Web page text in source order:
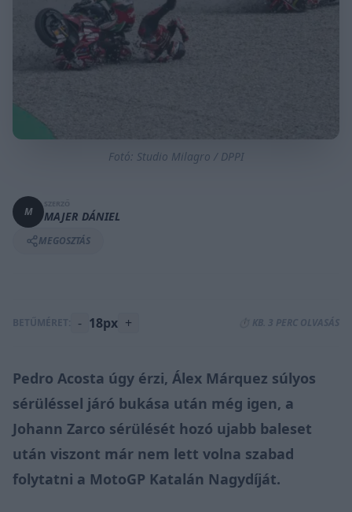
Fotó: Studio Milagro / DPPI
M MAJER DÁNIEL
MEGOSZTÁS
BETŰMÉRET: - 18px + ⏱️ KB. 3 PERC OLVASÁS
Pedro Acosta úgy érzi, Álex Márquez súlyos
sérüléssel járó bukása után még igen, a
Johann Zarco sérülését hozó ujabb baleset
után viszont már nem lett volna szabad
folytatni a MotoGP Katalán Nagydíját.